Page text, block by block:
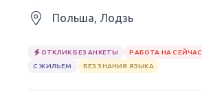
Польша, Лодзь
ОТКЛИК БЕЗ АНКЕТЫ РАБОТА НА СЕЙЧАС
С ЖИЛЬЕМ
БЕЗ ЗНАНИЯ ЯЗЫКА